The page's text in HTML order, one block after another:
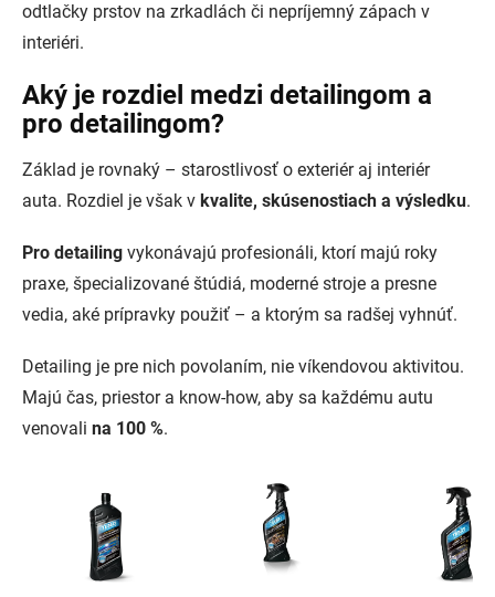
odtlačky prstov na zrkadlách či nepríjemný zápach v
interiéri.
Aký je rozdiel medzi detailingom a
pro detailingom?
Základ je rovnaký – starostlivosť o exteriér aj interiér
auta. Rozdiel je však v kvalite, skúsenostiach a výsledku.
Pro detailing vykonávajú profesionáli, ktorí majú roky
praxe, špecializované štúdiá, moderné stroje a presne
vedia, aké prípravky použiť – a ktorým sa radšej vyhnúť.
Detailing je pre nich povolaním, nie víkendovou aktivitou.
Majú čas, priestor a know-how, aby sa každému autu
venovali na 100 %.